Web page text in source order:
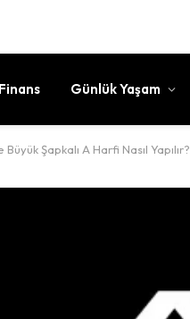
Finans Günlük Yaşam
Şapkalı A Harfi Nasıl Yapılır?